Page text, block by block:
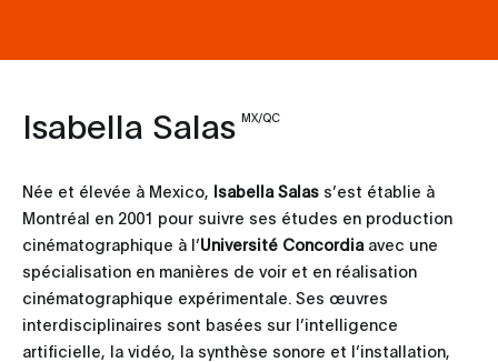
Isabella Salas MX/QC
Née et élevée à Mexico, Isabella Salas s’est établie à
Montréal en 2001 pour suivre ses études en production
cinématographique à l’Université Concordiaavec une
spécialisation en manières de voir et en réalisation
cinématographique expérimentale. Ses œuvres
interdisciplinaires sont basées sur l’intelligence
artificielle, la vidéo, la synthèse sonore et l’installation,